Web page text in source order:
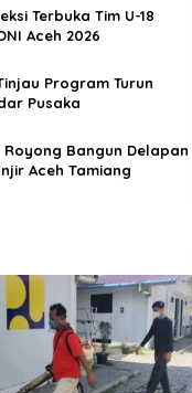
Terbuka Tim U-18
Aceh 2026
Program Turun
Pusaka
Bangun Delapan
Aceh Tamiang
Baswedan Tinjau
Pusaka